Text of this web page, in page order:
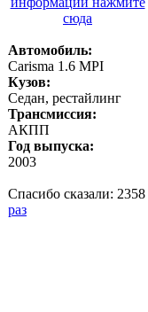
Автомобиль:
Carisma 1.6 MPI
Кузов:
Седан, рестайлинг
Трансмиссия:
АКПП
Год выпуска:
2003
Спасибо сказали: 2358
раз